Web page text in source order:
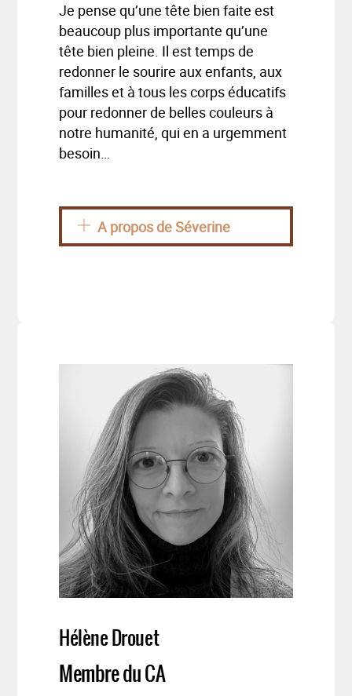
Je pense qu’une tête bien faite est
beaucoup plus importante qu’une
tête bien pleine. Il est temps de
redonner le sourire aux enfants, aux
familles et à tous les corps éducatifs
pour redonner de belles couleurs à
notre humanité, qui en a urgemment
besoin…
A propos de Séverine
Hélène Drouet
Membre du CA